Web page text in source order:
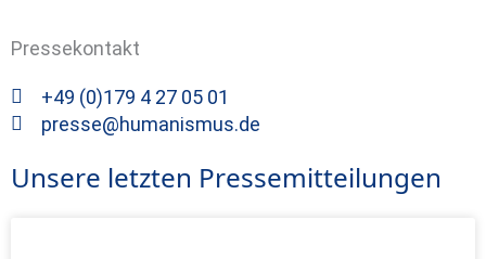
Pressekontakt
+49 (0)179 4 27 05 01
presse@humanismus.de
Unsere letzten Pressemitteilungen